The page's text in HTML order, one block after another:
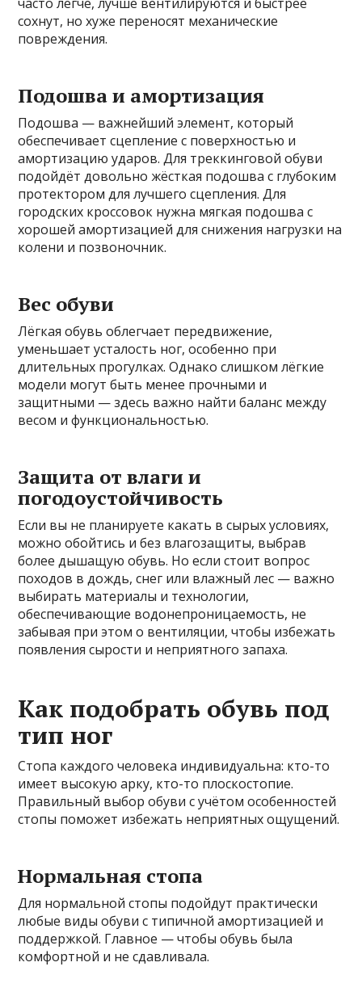
сохнут, но хуже переносят механические
повреждения.
Подошва и амортизация
Подошва — важнейший элемент, который
обеспечивает сцепление с поверхностью и
амортизацию ударов. Для треккинговой обуви
подойдёт довольно жёсткая подошва с глубоким
протектором для лучшего сцепления. Для
городских кроссовок нужна мягкая подошва с
хорошей амортизацией для снижения нагрузки на
колени и позвоночник.
Вес обуви
Лёгкая обувь облегчает передвижение,
уменьшает усталость ног, особенно при
длительных прогулках. Однако слишком лёгкие
модели могут быть менее прочными и
защитными — здесь важно найти баланс между
весом и функциональностью.
Защита от влаги и
погодоустойчивость
Если вы не планируете какать в сырых условиях,
можно обойтись и без влагозащиты, выбрав
более дышащую обувь. Но если стоит вопрос
походов в дождь, снег или влажный лес — важно
выбирать материалы и технологии,
обеспечивающие водонепроницаемость, не
забывая при этом о вентиляции, чтобы избежать
появления сырости и неприятного запаха.
Как подобрать обувь под
тип ног
Стопа каждого человека индивидуальна: кто-то
имеет высокую арку, кто-то плоскостопие.
Правильный выбор обуви с учётом особенностей
стопы поможет избежать неприятных ощущений.
Нормальная стопа
Для нормальной стопы подойдут практически
любые виды обуви с типичной амортизацией и
поддержкой. Главное — чтобы обувь была
комфортной и не сдавливала.